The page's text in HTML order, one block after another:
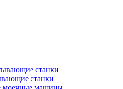
станки
станки
машины